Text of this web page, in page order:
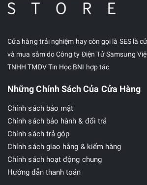
Cửa hàng trải nghiệm hay còn gọi là SES là
và mua sắm do Công ty Điện Tử Samsung
TNHH TMDV Tin Học BNI hợp tác
Những Chính Sách Của Cửa Hàng
Chính sách bảo mật
Chính sách bảo hành & đổi trả
Chính sách trả góp
Chính sách giao hàng & kiểm hàng
Chính sách hoạt động chung
Hướng dẫn thanh toán